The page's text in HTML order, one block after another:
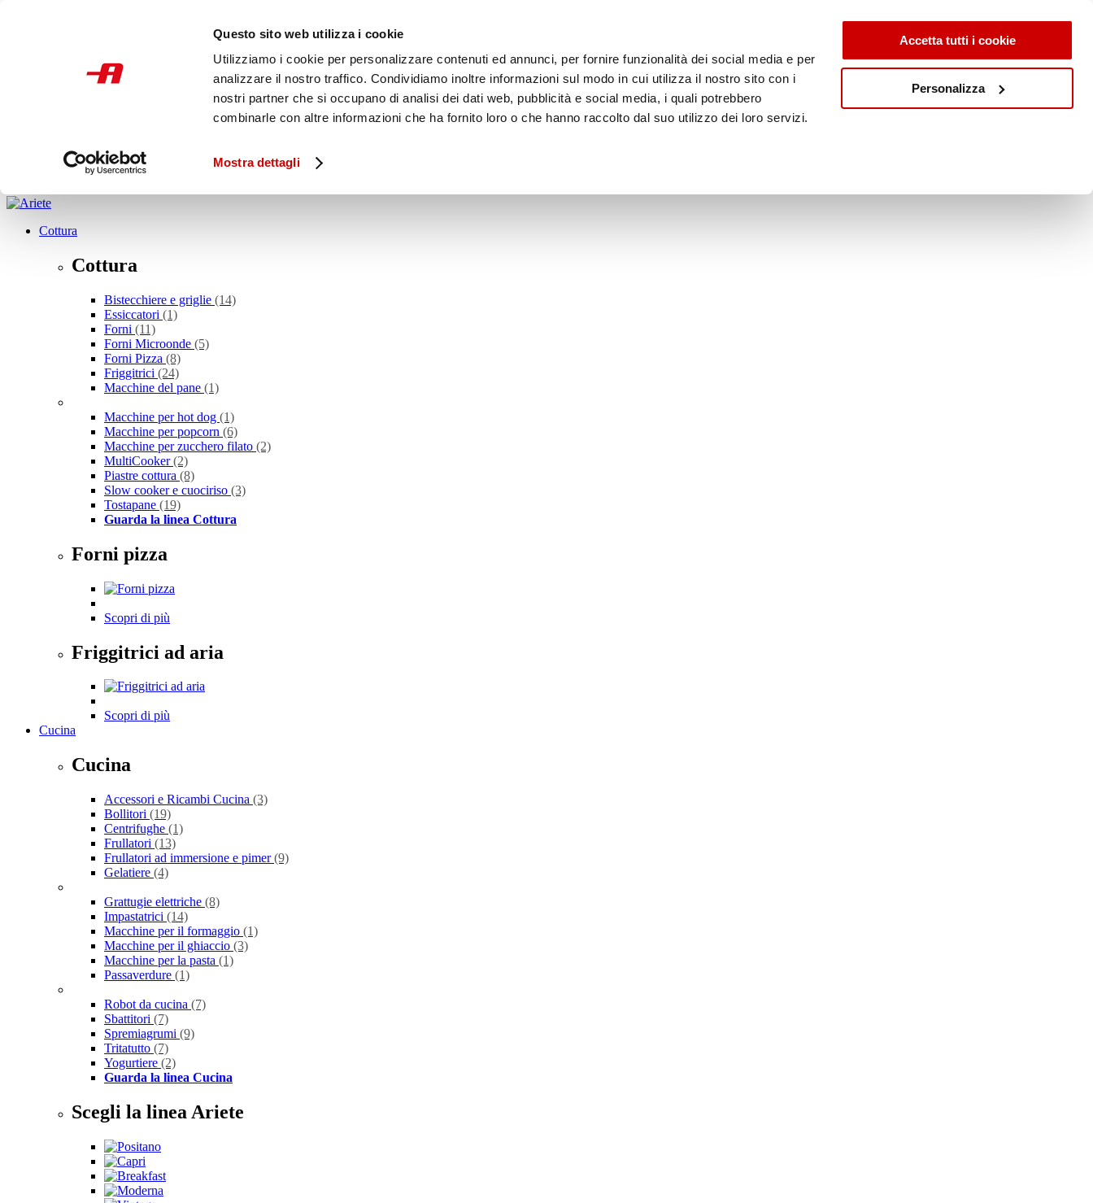
Questo sito web utilizza i cookie
Utilizziamo i cookie per personalizzare contenuti ed annunci, per fornire funzionalità dei social media e per
analizzare il nostro traffico. Condividiamo inoltre informazioni sul modo in cui utilizza il nostro sito con i
nostri partner che si occupano di analisi dei dati web, pubblicità e social media, i quali potrebbero
combinarle con altre informazioni che ha fornito loro o che hanno raccolto dal suo utilizzo dei loro servizi.
Mostra dettagli
Accetta tutti i cookie
Personalizza
Italia
Cottura
Cottura
Bistecchiere e griglie (14)
Essiccatori (1)
Forni (11)
Forni Microonde (5)
Forni Pizza (8)
Friggitrici (24)
Macchine del pane (1)
Macchine per hot dog (1)
Macchine per popcorn (6)
Macchine per zucchero filato (2)
MultiCooker(2)
Piastre cottura (8)
Slow cooker e cuociriso (3)
Tostapane (19)
Guarda la linea Cottura
Forni pizza
Scopri di più
Friggitrici ad aria
Scopri di più
Cucina
Cucina
Accessori e Ricambi Cucina (3)
Bollitori (19)
Centrifughe (1)
Frullatori (13)
Frullatori ad immersione e pimer(9)
Gelatiere (4)
Grattugie elettriche (8)
Impastatrici (14)
Macchine per il formaggio (1)
Macchine per il ghiaccio (3)
Macchine per la pasta (1)
Passaverdure (1)
Robot da cucina (7)
Sbattitori (7)
Spremiagrumi (9)
Tritatutto (7)
Yogurtiere (2)
Guarda la linea Cucina
Scegli la linea Ariete